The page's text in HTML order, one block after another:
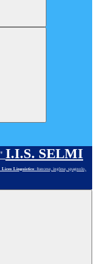
I.I.S. SELMI
Liceo Linguistico: francese, inglese, spagnolo,